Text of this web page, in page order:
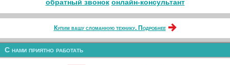
обратный звонок онлайн‑консультант
Купим вашу сломанную технику. Подробнее
С нами приятно работать